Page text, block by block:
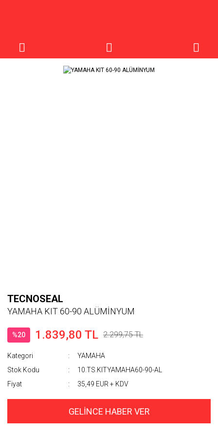
TECNOSEAL
YAMAHA KIT 60-90 ALÜMİNYUM
%20 1.839,80 TL 2.299,75 TL
Kategori
YAMAHA
Stok Kodu
10.TS.KITYAMAHA60-90-AL
Fiyat
35,49 EUR + KDV
GELİNCE HABER VER